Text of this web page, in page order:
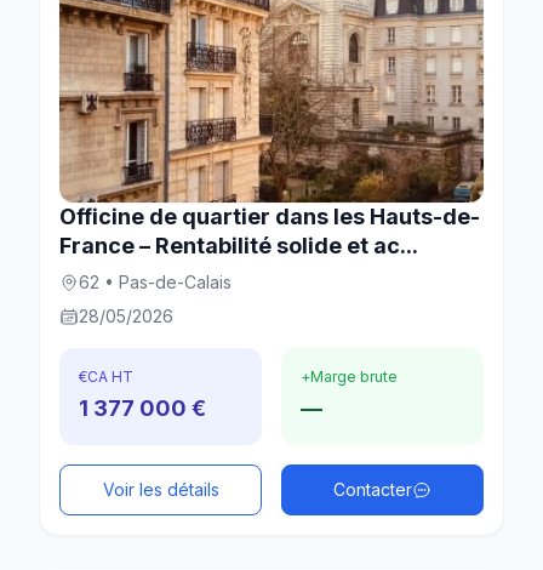
Officine de quartier dans les Hauts-de-
France – Rentabilité solide et ac...
62 • Pas-de-Calais
28/05/2026
€CA HT
1 377 000 €
+Marge brute
—
Voir les détails Contacter